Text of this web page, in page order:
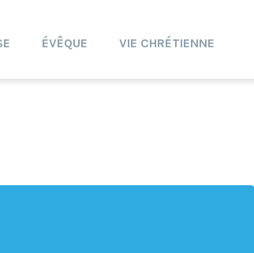
ÉVÊQUE VIE CHRÉTIENNE